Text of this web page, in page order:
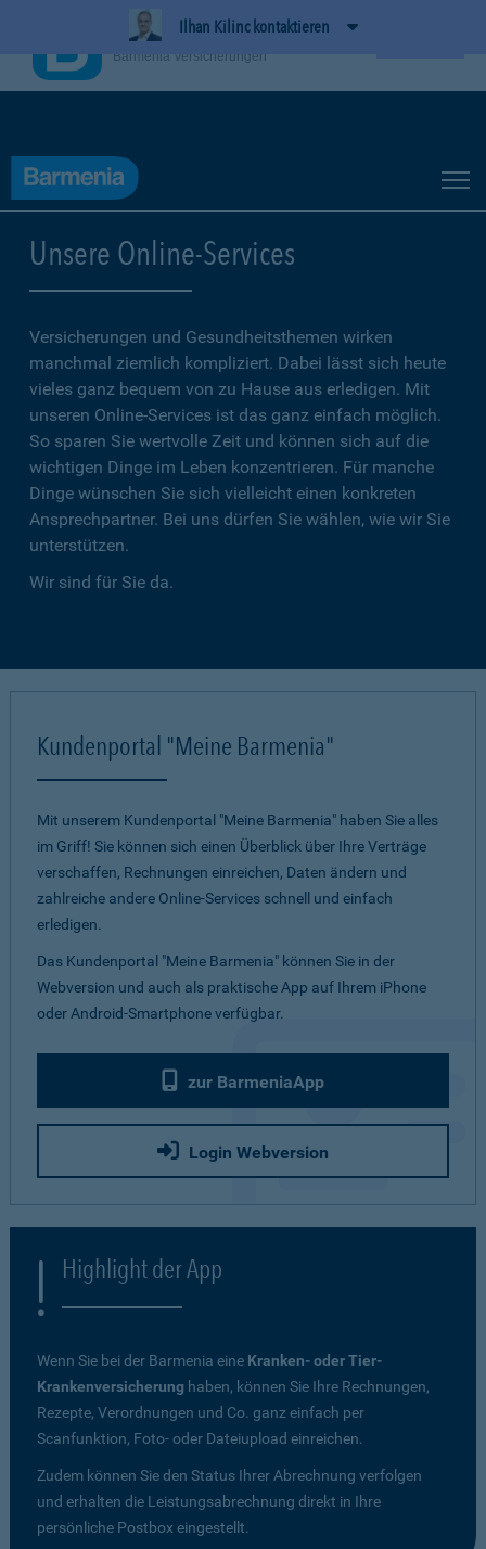
Ilhan Kilinc kontaktieren
Unsere Online-Services
Versicherungen und Gesundheitsthemen wirken
manchmal ziemlich kompliziert. Dabei lässt sich heute
vieles ganz bequem von zu Hause aus erledigen. Mit
unseren Online-Services ist das ganz einfach möglich.
So sparen Sie wertvolle Zeit und können sich auf die
wichtigen Dinge im Leben konzentrieren. Für manche
Dinge wünschen Sie sich vielleicht einen konkreten
Ansprechpartner. Bei uns dürfen Sie wählen, wie wir Sie
unterstützen.
Wir sind für Sie da.
Kundenportal "Meine Barmenia"
Mit unserem Kundenportal "Meine Barmenia" haben Sie alles
im Griff! Sie können sich einen Überblick über Ihre Verträge
verschaffen, Rechnungen einreichen, Daten ändern und
zahlreiche andere Online-Services schnell und einfach
erledigen.
Das Kundenportal "Meine Barmenia" können Sie in der
Webversion und auch als praktische App auf Ihrem iPhone
oder Android-Smartphone verfügbar.
zur BarmeniaApp
Login Webversion
Highlight der App
Wenn Sie bei der Barmenia eine Kranken- oder Tier-
Krankenversicherung haben, können Sie Ihre Rechnungen,
Rezepte, Verordnungen und Co. ganz einfach per
Scanfunktion, Foto- oder Dateiupload einreichen.
Zudem können Sie den Status Ihrer Abrechnung verfolgen
und erhalten die Leistungsabrechnung direkt in Ihre
persönliche Postbox eingestellt.
BarmeniaApp
Barmenia Versicherungen